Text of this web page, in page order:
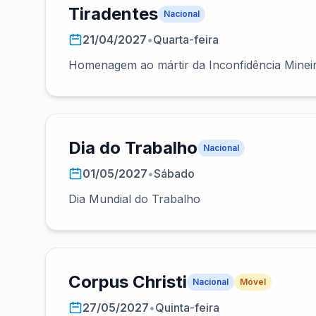
Tiradentes Nacional
21/04/2027•Quarta-feira
Homenagem ao mártir da Inconfidência
Dia do Trabalho Nacional
01/05/2027•Sábado
Dia Mundial do Trabalho
Corpus Christi Nacional Móvel
27/05/2027•Quinta-feira